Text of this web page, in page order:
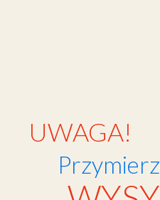
UWAGA!